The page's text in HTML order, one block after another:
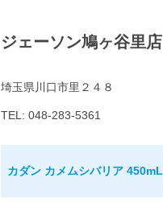
ジェーソン鳩ヶ谷里店
埼玉県川口市里２４８
TEL: 048-283-5361
カダン カメムシバリア 450mL